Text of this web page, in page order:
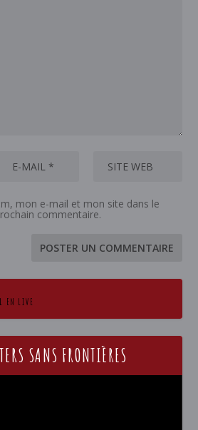
mon e-mail et mon site dans le
commentaire.
EN LIVE
SANS FRONTIÈRES